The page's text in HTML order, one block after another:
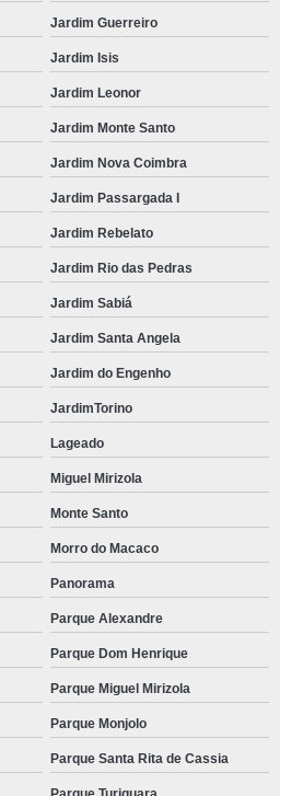
Alphaville
Residencial Dez
São Miguel
Viana
Residencial Oito
Passargada I
pessoas Pinheiros
Seis
Santo Antônio do Portao
Jardim Leonor
Brooklin Paulista
Jardim Guerreiro
Jardim Isis
Jardim Leonor
Jardim Monte Santo
Jardim Nova Coimbra
Jardim Passargada I
Jardim Rebelato
Jardim Rio das Pedras
Jardim Sabiá
Jardim Santa Angela
Jardim do Engenho
JardimTorino
Lageado
Miguel Mirizola
Monte Santo
Morro do Macaco
Panorama
Parque Alexandre
Parque Dom Henrique
Parque Miguel Mirizola
Parque Monjolo
Parque Santa Rita de Cassia